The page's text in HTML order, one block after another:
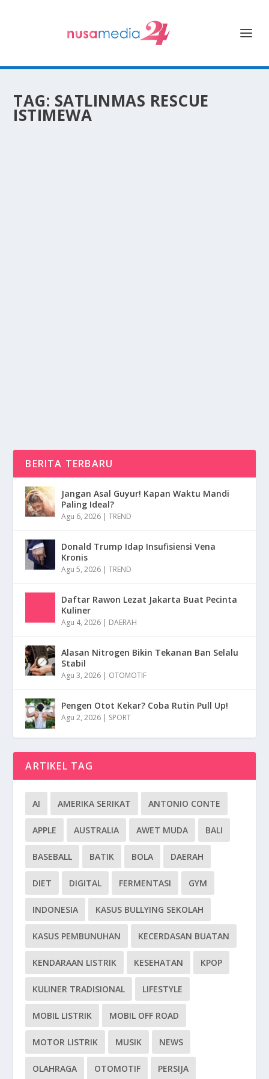
TAG: SATLINMAS RESCUE
ISTIMEWA
BERITA TERBARU
Jangan Asal Guyur! Kapan Waktu Mandi
Paling Ideal?
Agu 6, 2026 |TREND
Donald Trump Idap Insufisiensi Vena
Kronis
Agu 5, 2026 |TREND
Daftar Rawon Lezat Jakarta Buat Pecinta
Kuliner
Agu 4, 2026 | DAERAH
Alasan Nitrogen Bikin Tekanan Ban Selalu
Stabil
Agu 3, 2026 | OTOMOTIF
Pengen Otot Kekar? Coba Rutin Pull Up!
Agu 2, 2026 | SPORT
ARTIKEL TAG
AI AMERIKA SERIKAT ANTONIO CONTE
APPLE AUSTRALIA AWET MUDA BALI
BASEBALL BATIK BOLA DAERAH
DIET DIGITAL FERMENTASI GYM
INDONESIA KASUS BULLYING SEKOLAH
KASUS PEMBUNUHAN KECERDASAN BUATAN
KENDARAAN LISTRIK KESEHATAN KPOP
KULINER TRADISIONAL LIFESTYLE
MOBIL LISTRIK MOBIL OFF ROAD
MOTOR LISTRIK MUSIK NEWS
OLAHRAGA OTOMOTIF PERSIJA